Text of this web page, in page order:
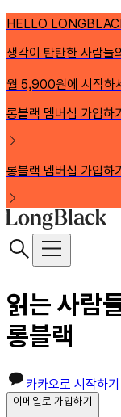
HELLO
생각이 탄탄한 사람들
월 5,900원에 시작하
롱블랙 멤버십 가입하
롱블랙 멤버십 가입하
읽는 사람
롱블랙
카카오로 시작하기
이메일로 가입하기